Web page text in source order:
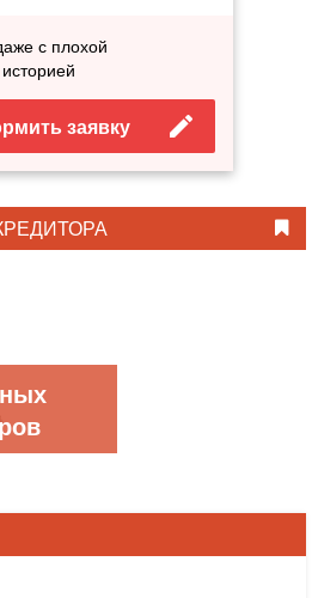
с плохой
заявку